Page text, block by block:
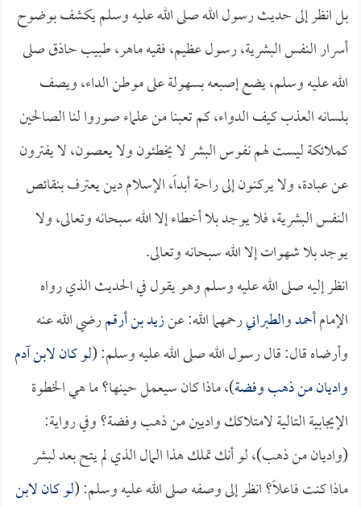
بل انظر إلى حديث رسول الله صلى الله عليه وسلم يكشف بوضوح
أسرار النفس البشرية، رسول عظيم، فقيه ماهر، طبيب حاذق صلى
الله عليه وسلم، يضع إصبعه بسهولة على موطن الداء، ويصف
بلسانه العذب كيف الدواء، كم تعبنا من علماء صوروا لنا الصالحين
كملائكة ليست لهم نفوس البشر لا يخطئون ولا يعصون، لا يفترون
عن عبادة، ولا يركنون إلى راحة أبداً، الإسلام دين يعترف بنقائص
النفس البشرية، فلا يوجد بلا أخطاء إلا الله سبحانه وتعالى، ولا
يوجد بلا شهوات إلا الله سبحانه وتعالى.
انظر إليه صلى الله عليه وسلم وهو يقول في الحديث الذي رواه
الإمامأحمدوالطبرانيرحمهما الله: عنزيد بن أرقمرضي الله عنه
وأرضاه قال: قال رسول الله صلى الله عليه وسلم: (لو كان لابن آدم
واديان من ذهب وفضة)، ماذا كان سيعمل حينها؟ ما هي الخطوة
الإيجابية التالية لامتلاكك واديين من ذهب وفضة؟ وفي رواية:
(واديان من ذهب)، لو أنك تملك هذا المال الذي لم يتح بعد لبشر
ماذا كنت فاعلاً؟ انظر إلى وصفه صلى الله عليه وسلم: (لو كان لابن